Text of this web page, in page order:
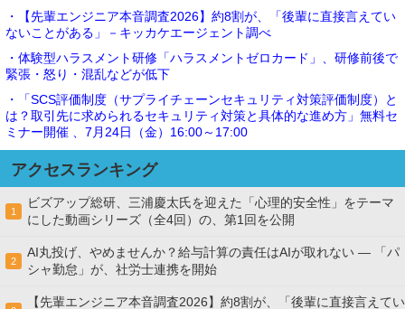
・【先輩エンジニア本音調査2026】約8割が、「後輩に直接言えてい
ないことがある」－キッカケエージェント調べ
・体験型ハラスメント研修「ハラスメントゼロカード」、研修前後で
緊張・怒り・混乱などが低下
・「SCS評価制度（サプライチェーンセキュリティ対策評価制度）と
は？取引先に求められるセキュリティ対策と具体的な進め方」無料セ
ミナー開催 、7月24日（金）16:00～17:00
アクセスランキング
1
ビズアップ総研、三浦慶太氏を迎えた「心理的安全性」をテーマ
にした動画シリーズ（全4回）の、第1回を公開
2
AI丸投げ、やめませんか？給与計算の責任はAIが取れない ― 「パ
シャ勤怠」が、社労士連携を開始
【先輩エンジニア本音調査2026】約8割が、「後輩に直接言えてい